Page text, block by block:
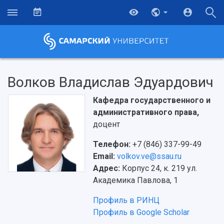
Научно-исследовательская деятельность
Волков Владислав Эдуардович
Кафедра государственного и
административного права,
доцент
Телефон: +7 (846) 337-99-49
Email: volkov.ve@ssau.ru
Адрес: Корпус 24, к. 219 ул.
Академика Павлова, 1
Профиль в РИНЦ
Профиль в Google Scholar